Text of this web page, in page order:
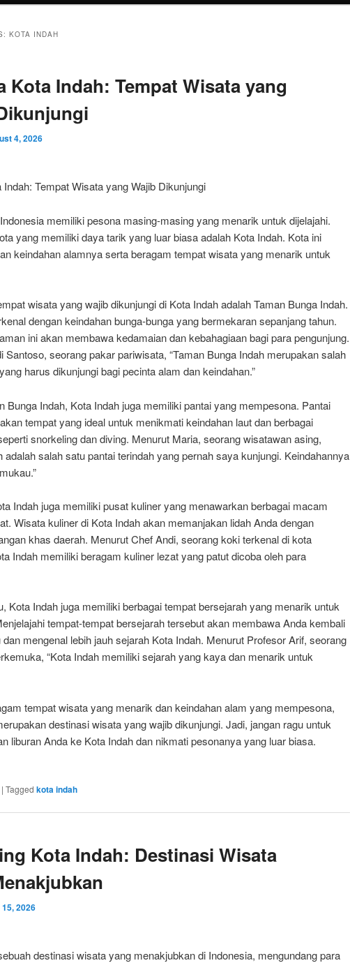
KOTA INDAH
Kota Indah: Tempat Wisata yang
4, 2026
Indah: Tempat Wisata yang Wajib Dikunjungi
memiliki pesona masing-masing yang menarik untuk dijelajahi.
yang memiliki daya tarik yang luar biasa adalah Kota Indah. Kota ini
keindahan alamnya serta beragam tempat wisata yang menarik untuk
wisata yang wajib dikunjungi di Kota Indah adalah Taman Bunga Indah.
dengan keindahan bunga-bunga yang bermekaran sepanjang tahun.
ini akan membawa kedamaian dan kebahagiaan bagi para pengunjung.
Santoso, seorang pakar pariwisata, “Taman Bunga Indah merupakan salah
harus dikunjungi bagi pecinta alam dan keindahan.”
Bunga Indah, Kota Indah juga memiliki pantai yang mempesona. Pantai
tempat yang ideal untuk menikmati keindahan laut dan berbagai
snorkeling dan diving. Menurut Maria, seorang wisatawan asing,
adalah salah satu pantai terindah yang pernah saya kunjungi. Keindahannya
Indah juga memiliki pusat kuliner yang menawarkan berbagai macam
Wisata kuliner di Kota Indah akan memanjakan lidah Anda dengan
khas daerah. Menurut Chef Andi, seorang koki terkenal di kota
Indah memiliki beragam kuliner lezat yang patut dicoba oleh para
Kota Indah juga memiliki berbagai tempat bersejarah yang menarik untuk
tempat-tempat bersejarah tersebut akan membawa Anda kembali
mengenal lebih jauh sejarah Kota Indah. Menurut Profesor Arif, seorang
“Kota Indah memiliki sejarah yang kaya dan menarik untuk
tempat wisata yang menarik dan keindahan alam yang mempesona,
destinasi wisata yang wajib dikunjungi. Jadi, jangan ragu untuk
liburan Anda ke Kota Indah dan nikmati pesonanya yang luar biasa.
| Tagged kota indah
Kota Indah: Destinasi Wisata
2026
destinasi wisata yang menakjubkan di Indonesia, mengundang para